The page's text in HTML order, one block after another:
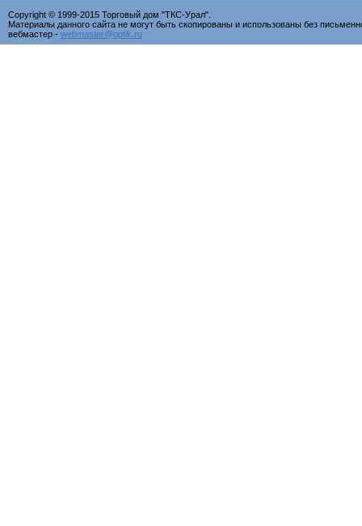
Copyright © 1999-2015 Торговый дом "ТКС-Урал".
Материалы данного сайта не могут быть скопированы и использованы без
вебмастер - webmaster@optik.ru